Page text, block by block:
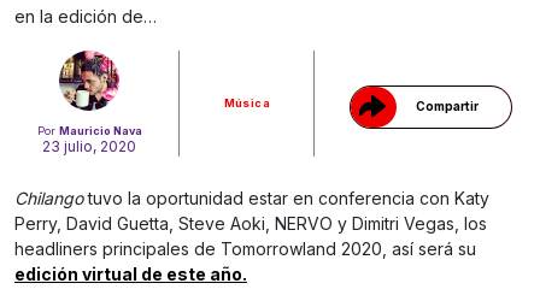
Por Mauricio Nava
23 julio, 2020
Música Compartir
en la edición de…
Chilangotuvo la oportunidad estar en conferencia con Katy
Perry, David Guetta, Steve Aoki, NERVO y Dimitri Vegas, los
headliners principales de Tomorrowland 2020, así será su
edición virtual de este año.